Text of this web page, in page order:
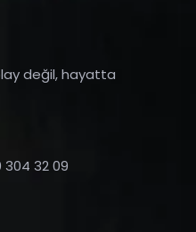
değil, hayatta
304 32 09